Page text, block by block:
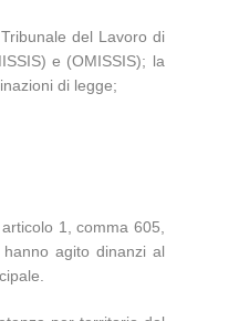
del Lavoro di
e (OMISSIS); la
di legge;
1, comma 605,
agito dinanzi al